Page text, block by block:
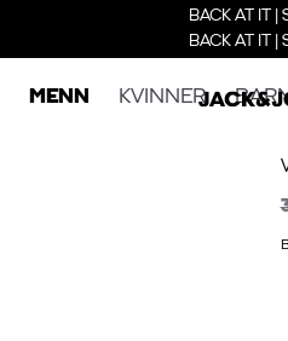
BACK AT IT |
BACK AT IT |
MENN KVINNER